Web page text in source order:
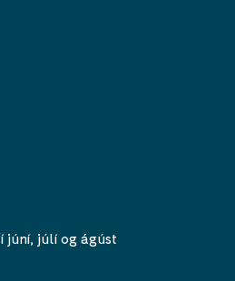
júní, júlí og ágúst